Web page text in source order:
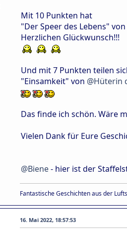
Mit 10 Punkten hat
"Der Speer des Lebens" von
Herzlichen Glückwunsch!!!
Und mit 7 Punkten teilen
"Einsamkeit" von @Hüterin
Das finde ich schön. Wäre
Vielen Dank für Eure
@Biene- hier ist der
Fantastische Geschichten aus der
16. Mai 2022, 18:57:53